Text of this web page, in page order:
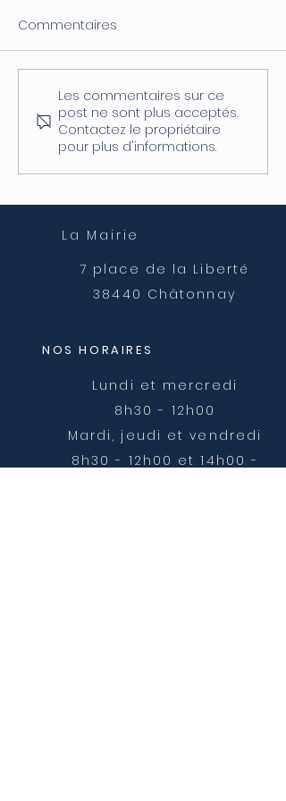
Coupure d'électricité le
04/08
Commentaires
Les commentaires sur ce
post ne sont plus acceptés.
Contactez le propriétaire
pour plus d'informations.
La Mairie
7 place de la Liberté
38440 Châtonnay
NOS HORAIRES
Lundi et mercredi
8h30 - 12h00
Mardi, jeudi et vendredi
8h30 - 12h00 et 14h00 -